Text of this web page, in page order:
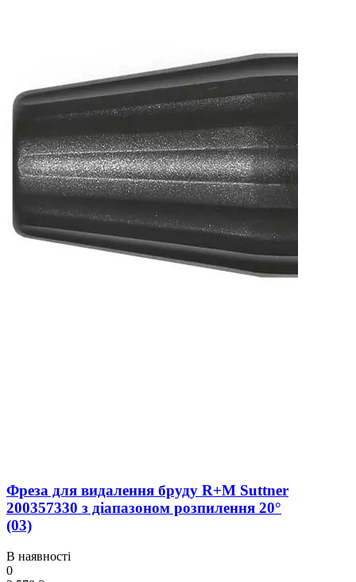
Фреза для видалення бруду R+M Suttner
200357330 з діапазоном розпилення 20°
(03)
В наявності
0